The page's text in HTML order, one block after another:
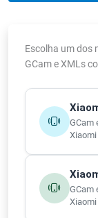
Escolha um dos
GCam e XMLs
GCam
Xiaomi
GCam
Xiaomi